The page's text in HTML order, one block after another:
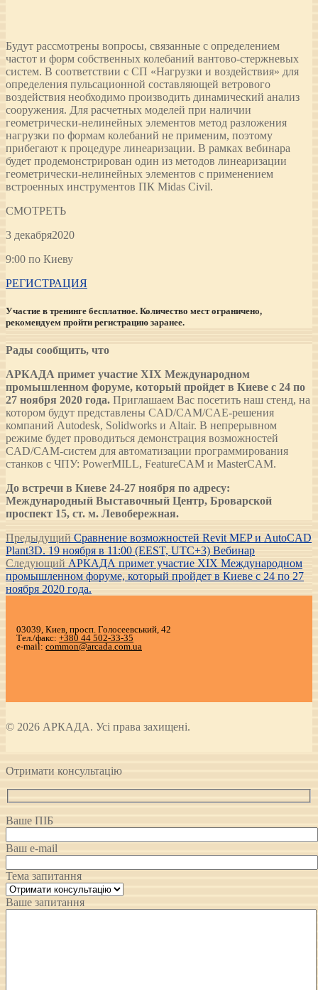
Будут рассмотрены вопросы, связанные с определением
частот и форм собственных колебаний вантово-стержневых
систем. В соответствии с СП «Нагрузки и воздействия» для
определения пульсационной составляющей ветрового
воздействия необходимо производить динамический анализ
сооружения. Для расчетных моделей при наличии
геометрически-нелинейных элементов метод разложения
нагрузки по формам колебаний не применим, поэтому
прибегают к процедуре линеаризации. В рамках вебинара
будет продемонстрирован один из методов линеаризации
геометрически-нелинейных элементов с применением
встроенных инструментов ПК Midas Civil.
СМОТРЕТЬ
3 декабря2020
9:00 по Киеву
РЕГИСТРАЦИЯ
Участие в тренинге бесплатное. Количество мест ограничено,
рекомендуем пройти регистрацию заранее.
Рады сообщить, что
АРКАДА примет участие XIX Международном
промышленном форуме, который пройдет в Киеве с 24 по
27 ноября 2020 года. Приглашаем Вас посетить наш стенд, на
котором будут представлены CAD/CAM/CAE-решения
компаний Autodesk, Solidworks и Altair. В непрерывном
режиме будет проводиться демонстрация возможностей
CAD/CAM-систем для автоматизации программирования
станков с ЧПУ: PowerMILL, FeatureCAM и MasterCAM.
До встречи в Киеве 24-27 ноября по адресу:
Международный Выставочный Центр, Броварской
проспект 15, ст. м. Левобережная.
Навигация
по
записям
Предыдущий Предыдущая
запись:
Сравнение возможностей Revit MEP и AutoCAD
Plant3D. 19 ноября в 11:00 (EEST, UTC+3) Вебинар
Следующий Следующая
запись:
АРКАДА примет участие XIX Международном
промышленном форуме, который пройдет в Киеве с 24 по 27
ноября 2020 года.
03039, Киев, просп. Голосеевський, 42
Тел./факс: +380 44 502-33-35
e-mail: common@arcada.com.ua
© 2026 АРКАДА. Усі права захищені.
Отримати консультацію
Ваше ПІБ
Ваш e-mail
Тема запитання
Ваше запитання